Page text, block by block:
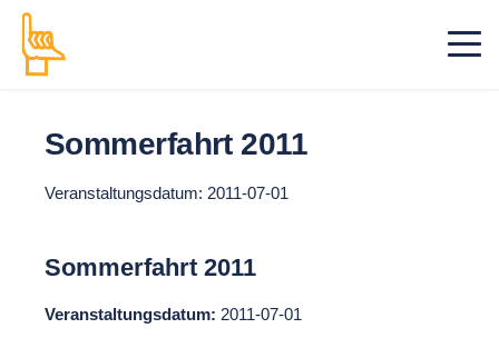
Sommerfahrt 2011
Veranstaltungsdatum: 2011-07-01
Sommerfahrt 2011
Veranstaltungsdatum: 2011-07-01